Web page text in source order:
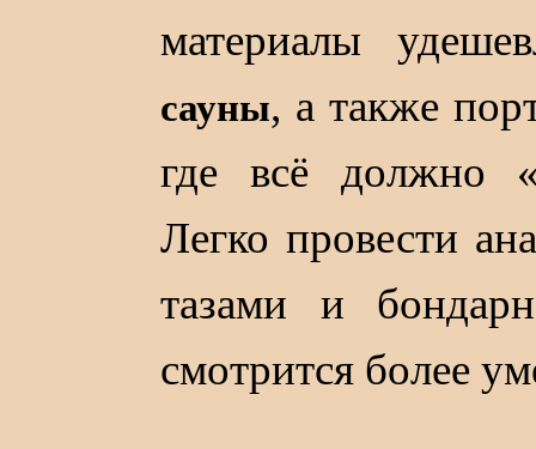
материалы
сауны, а также
где всё должно
Легко провести
тазами и
смотрится более